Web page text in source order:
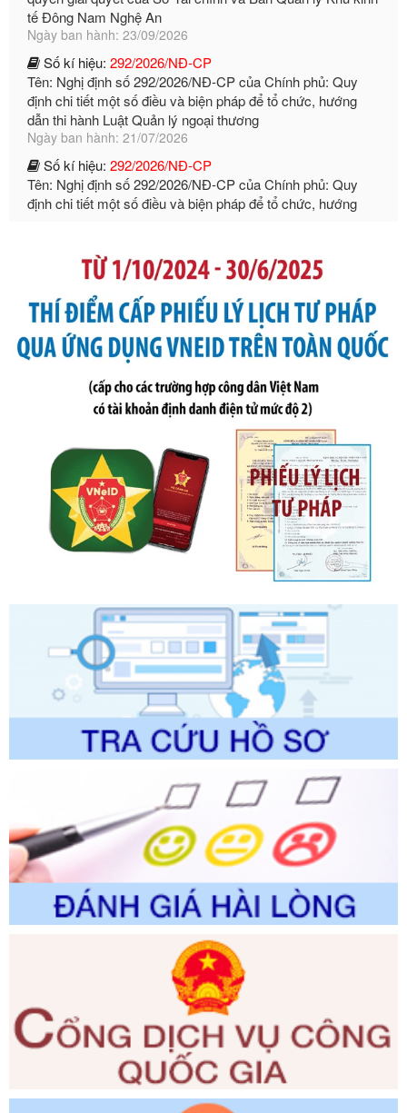
Số kí hiệu: 292/2026/NĐ-CP
Tên: Nghị định số 292/2026/NĐ-CP của Chính phủ: Quy
định chi tiết một số điều và biện pháp để tổ chức, hướng
dẫn thi hành Luật Quản lý ngoại thương
Ngày ban hành: 21/07/2026
Số kí hiệu:292/2026/NĐ-CP
Tên: Nghị định số 292/2026/NĐ-CP của Chính phủ: Quy
định chi tiết một số điều và biện pháp để tổ chức, hướng
dẫn thi hành Luật Quản lý ngoại thương
Ngày ban hành: 21/07/2026
bỏ Thông tư số 87/2019/TT- BТC ngày 19 tháng 12 năm
2019 của Bộ trưởng Bộ Tài chính hướng dẫn thực hiện xử
phạt vi phạm hành chính trong lĩnh vực kho bạc nhà nước
Ngày ban hành: 21/07/2026
Số kí hiệu: 291/2026/NĐ-CP
Tên: Nghị định số 291/2026/NĐ-CP của Chính phủ: Sửa
đổi, bổ sung một số điều của Nghị định số 125/2020/NĐ-СР
ngày 19 tháng 10 năm 2020 của Chính phủ quy định xử
phạt vi phạm hành chính về thuế, hóa đơn được sửa đổi, bổ
sung bởi Nghị định số 102/2021/NĐ-CP
Ngày ban hành: 20/07/2026
Số kí hiệu:2303/QĐ-UBND
Tên: Quyết định công bố Danh mục thủ tục hành chính mới
ban hành, được sửa đổi, bổ sung, bị bãi bỏ và phê duyệt
Quy trình nội bộ, quy trình điện tử giải quyết thủ tục hành
chính trong một số lĩnh vực thuộc phạm vi chức năng quản
Số kí hiệu:2304/QĐ-UBND
Tên: Quyết định công bố Danh mục thủ tục hành chính
được sửa đổi, bổ sung và phê duyệt Quy trình nội bộ, quy
trình điện tử giải quyết thủ tục hành chính trong lĩnh vực Du
lịch thuộc phạm vi chức năng quản lý của Sở Văn hóa, Thể
thao và Du lịch
Ngày ban hành: 01/06/2026
Tên: Về việc công bố Danh mục thủ tục hành chính sửa
đổi, bổ sung và phê duyệt Quy trình nội bộ, quy trình điện tử
trong giải quyết thủtục hành chính lĩnh vực biến đổi khí hậu
thuộc phạm vi giải quyết của Sở Nông nghiệp và Môi
trường
Ngày ban hành: 01/06/2026
Số kí hiệu:2300/QĐ-UBND
Tên: V/v công bố danh mục thủ tục hành chính được sửa
đổi, bổ sung và phê duyệt quy trình nội bộ, quy trình điện tử
giải quyết thủ tục hành chính trong lĩnh vực Luật sư thuộc
phạm vi chức năng quản lý của Sở Tư pháp
Ngày ban hành: 01/06/2026
Số kí hiệu:351/2025/NĐ-CP
Tên: Nghị định số 351/2025/NĐ-CP của Chính phủ: Quy
định chuẩn nghèo đa chiều quốc gia giai đoạn 2026 - 2030
Ngày ban hành: 29/12/2026